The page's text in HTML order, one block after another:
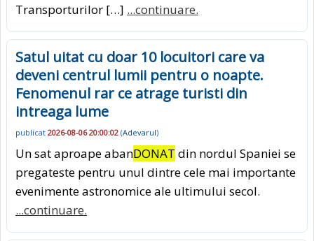
Transporturilor […] ...continuare.
Satul uitat cu doar 10 locuitori care va
deveni centrul lumii pentru o noapte.
Fenomenul rar ce atrage turisti din
intreaga lume
publicat 2026-08-06 20:00:02 (Adevarul)
Un sat aproape abanDONAT din nordul Spaniei se
pregateste pentru unul dintre cele mai importante
evenimente astronomice ale ultimului secol.
...continuare.